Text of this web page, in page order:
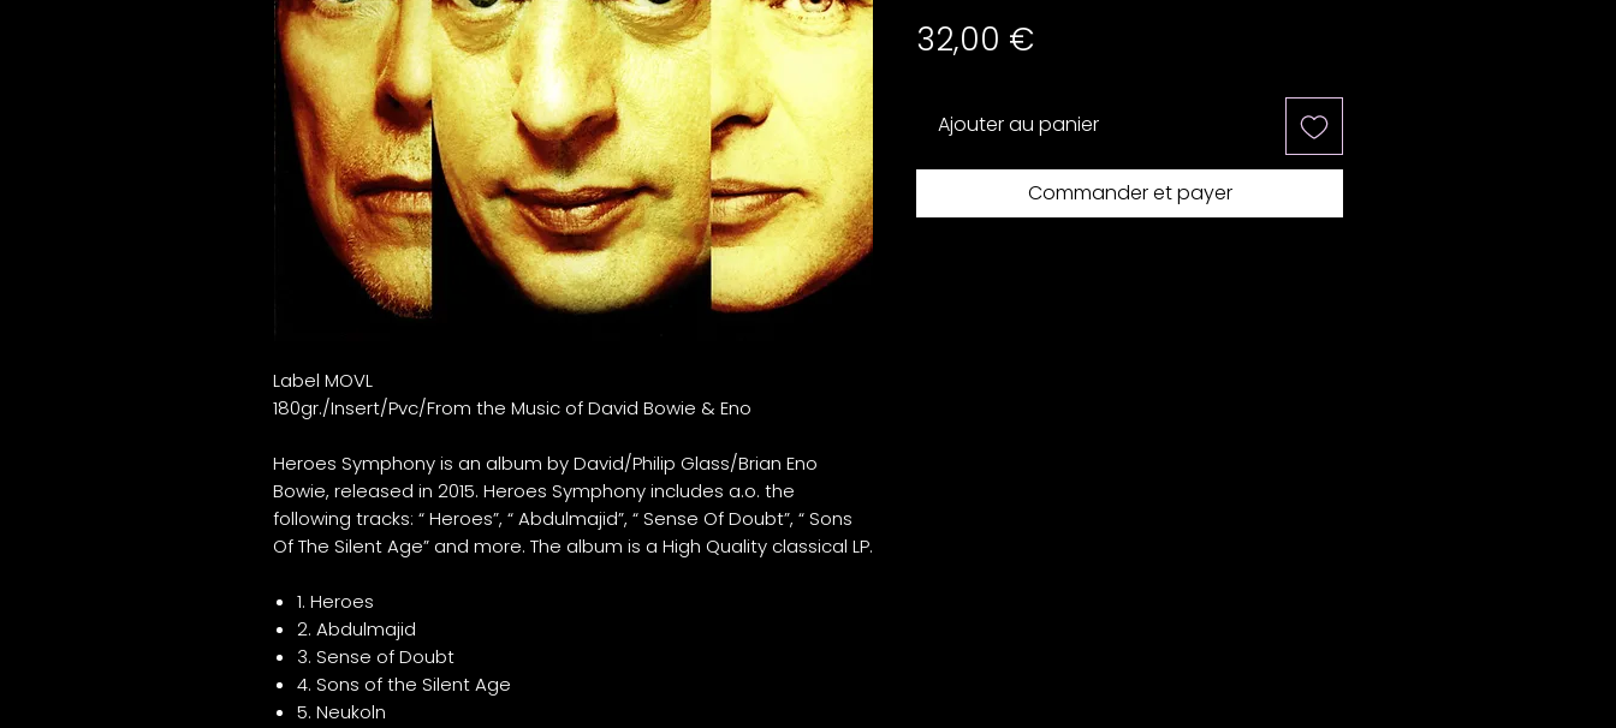
Label MOVL
180gr./Insert/Pvc/From the Music of David Bowie & Eno
Heroes Symphony is an album by David/Philip Glass/Brian Eno
Bowie, released in 2015. Heroes Symphony includes a.o. the
following tracks: “ Heroes”, “ Abdulmajid”, “ Sense Of Doubt”, “ Sons
Of The Silent Age” and more. The album is a High Quality classical LP.
1. Heroes
2. Abdulmajid
3. Sense of Doubt
4. Sons of the Silent Age
5. Neukoln
32,00 €Prix
Ajouter au panier
Commander et payer